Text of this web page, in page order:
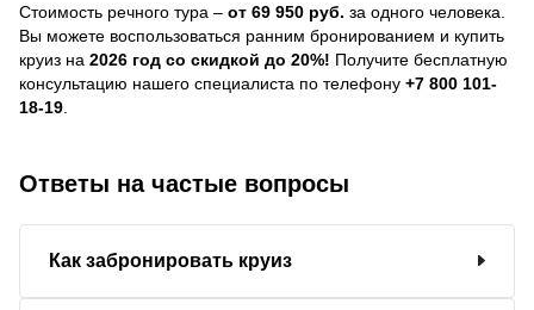
Стоимость речного тура – от 69 950 руб. за одного человека.
Вы можете воспользоваться ранним бронированием и купить
круиз на 2026 год со скидкой до 20%! Получите бесплатную
консультацию нашего специалиста по телефону +7 800 101-
18-19
Ответы на частые вопросы
Как забронировать круиз